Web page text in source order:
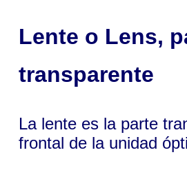
Lente o Lens,
transparente
La lente es la parte
frontal de la unidad